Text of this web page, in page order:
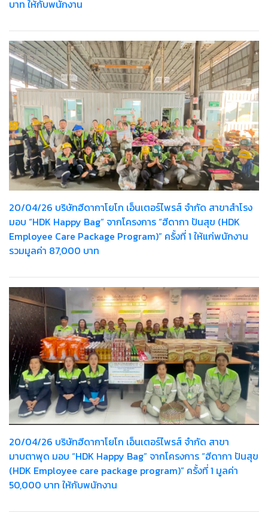
บาท ให้กับพนักงาน
20/04/26 บริษัทฮีดากาโยโก เอ็นเตอร์ไพรส์ จำกัด สาขาสำโรง
มอบ “HDK Happy Bag” จากโครงการ “ฮีดากา ปันสุข (HDK
Employee Care Package Program)” ครั้งที่ 1 ให้แก่พนักงาน
รวมมูลค่า 87,000 บาท
20/04/26 บริษัทฮีดากาโยโก เอ็นเตอร์ไพรส์ จำกัด สาขา
มาบตาพุด มอบ “HDK Happy Bag” จากโครงการ “ฮีดากา ปันสุข
(HDK Employee care package program)” ครั้งที่ 1 มูลค่า
50,000 บาท ให้กับพนักงาน